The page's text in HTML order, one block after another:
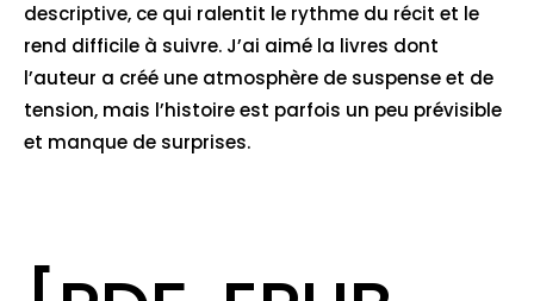
descriptive, ce qui ralentit le rythme du récit et le
rend difficile à suivre. J’ai aimé la livres dont
l’auteur a créé une atmosphère de suspense et de
tension, mais l’histoire est parfois un peu prévisible
et manque de surprises.